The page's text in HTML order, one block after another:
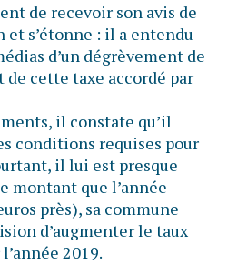
de recevoir son avis de
et s’étonne : il a entendu
d’un dégrèvement de
de cette taxe accordé par
il constate qu’il
conditions requises pour
il lui est presque
montant que l’année
près), sa commune
d’augmenter le taux
2019.